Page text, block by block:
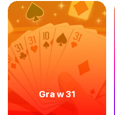
Gra w 31